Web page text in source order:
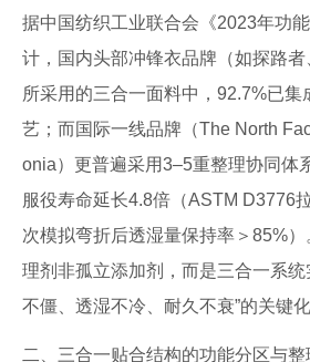
据中国纺织工业联合会《2023年功
计，国内头部冲锋衣品牌（如探路者
所采用的三合一面料中，92.7%已集
艺；而国际一线品牌（The North
onia）更普遍采用3–5重整理协同体
服役寿命延长4.8倍（ASTM D3776
次模拟弯折后透湿量保持率＞85%
理剂非孤立添加剂，而是三合一系统
不僵、透湿不冷、耐久不衰”的关键化
二、三合一贴合结构的功能分区与整